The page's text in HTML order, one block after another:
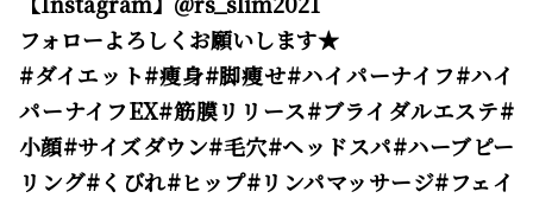
フォローよろしくお願いします★
#ダイエット#痩身#脚痩せ#ハイパーナイフ#ハイ
パーナイフEX#筋膜リリース#ブライダルエステ#
小顔#サイズダウン#毛穴#ヘッドスパ#ハーブピー
リング#くびれ#ヒップ#リンパマッサージ#フェイ